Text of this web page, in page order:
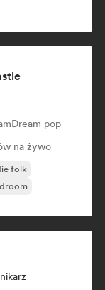
Dream pop
na żywo
folk